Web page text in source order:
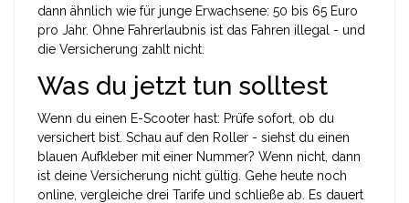
dann ähnlich wie für junge Erwachsene: 50 bis 65 Euro
pro Jahr. Ohne Fahrerlaubnis ist das Fahren illegal - und
die Versicherung zahlt nicht.
Was du jetzt tun solltest
Wenn du einen E-Scooter hast: Prüfe sofort, ob du
versichert bist. Schau auf den Roller - siehst du einen
blauen Aufkleber mit einer Nummer? Wenn nicht, dann
ist deine Versicherung nicht gültig. Gehe heute noch
online, vergleiche drei Tarife und schließe ab. Es dauert